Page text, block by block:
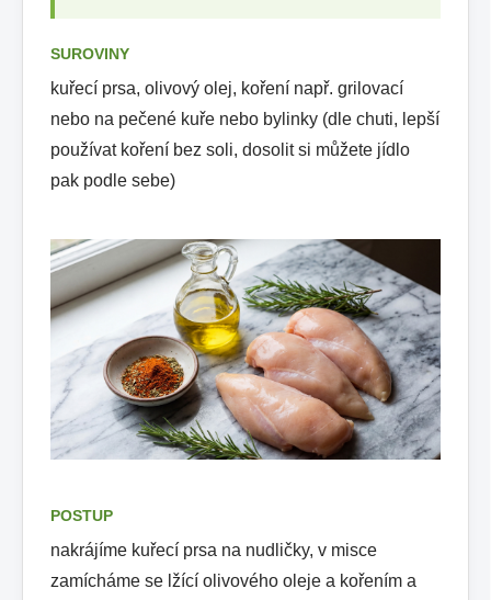
SUROVINY
kuřecí prsa, olivový olej, koření např. grilovací
nebo na pečené kuře nebo bylinky (dle chuti, lepší
používat koření bez soli, dosolit si můžete jídlo
pak podle sebe)
POSTUP
nakrájíme kuřecí prsa na nudličky, v misce
zamícháme se lžící olivového oleje a kořením a